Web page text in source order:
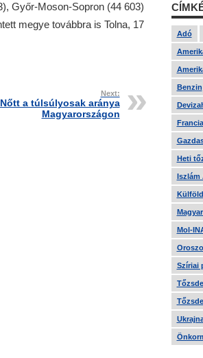
Győr-Moson-Sopron (44 603)
megye továbbra is Tolna, 17
Next:
Nőtt a túlsúlyosak aránya
Magyarországon
Adó
Benzin
Heti
Iszlám
Mol-
Szíriai